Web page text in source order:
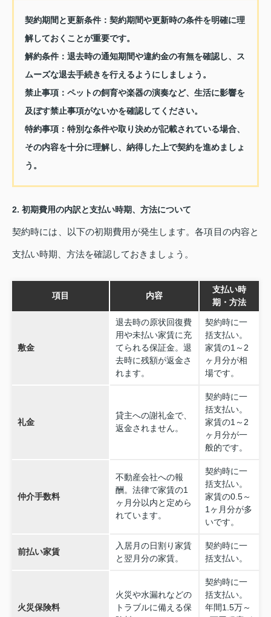
契約期間と更新条件： 契約期間や更新時の条件を明確に理
解しておくことが重要です。
解約条件： 退去時の通知期間や違約金の有無を確認し、ス
ムーズな退去手続きを行えるようにしましょう。
禁止事項： ペットの飼育や楽器の演奏など、生活に影響を
及ぼす禁止事項がないかを確認してください。
特約事項： 特別な条件や取り決めが記載されている場合、
その内容を十分に理解し、納得した上で契約を進めましょ
う。
2. 初期費用の内訳と支払い時期、方法について
契約時には、以下の初期費用が発生します。各項目の内容と
支払い時期、方法を確認しておきましょう。
項目 内容
支払い時
期・方法
敷金
退去時の原状回復費
用や未払い家賃に充
てられる保証金。退
去時に残額が返金さ
れます。
契約時に一
括支払い。
家賃の1～2
ヶ月分が相
場です。
礼金
貸主への謝礼金で、
返金されません。
契約時に一
括支払い。
家賃の1～2
ヶ月分が一
般的です。
仲介手数料
不動産会社への報
酬。法律で家賃の1
ヶ月分以内と定めら
れています。
契約時に一
括支払い。
家賃の0.5～
1ヶ月分が多
いです。
前払い家賃
入居月の日割り家賃
と翌月分の家賃。
契約時に一
括支払い。
火災保険料
火災や水漏れなどの
トラブルに備える保
契約時に一
括支払い。
年間1.5万～